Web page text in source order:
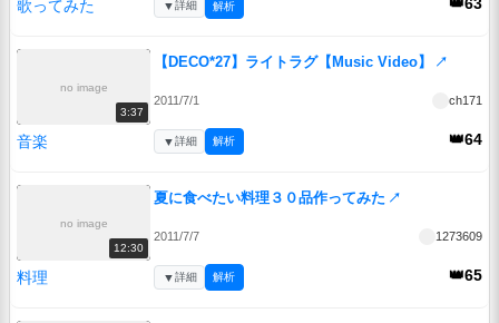
歌ってみた 👑63
▼詳細 解析
no image
3:37
【DECO*27】ライトラグ【Music Video】 ↗
2011/7/1 ch171
音楽 👑64
▼詳細 解析
no image
12:30
夏に食べたい料理３０品作ってみた ↗
2011/7/7 1273609
料理 👑65
▼詳細 解析